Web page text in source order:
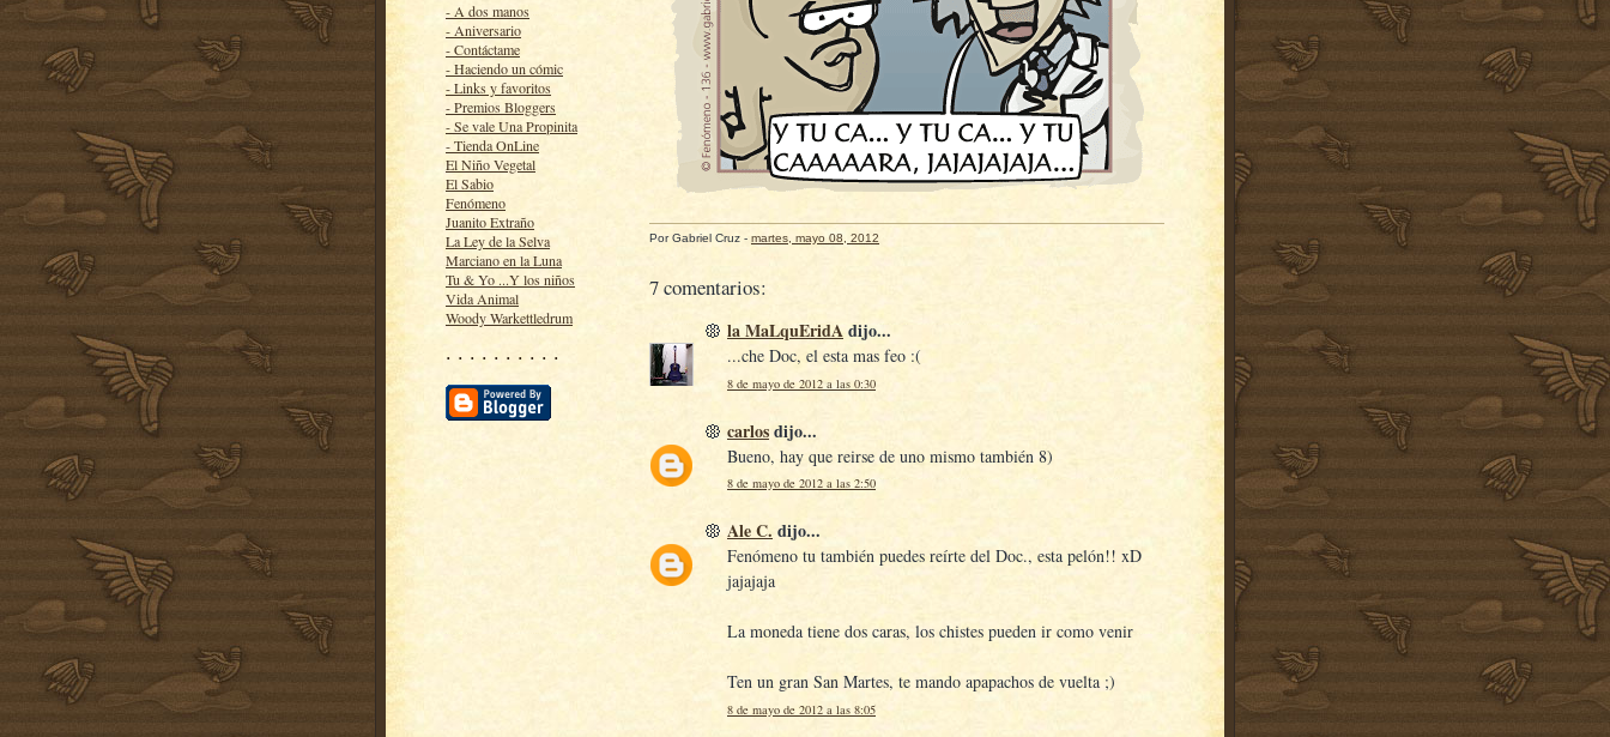
- A dos manos
- Aniversario
- Contáctame
- Haciendo un cómic
- Links y favoritos
- Premios Bloggers
- Se vale Una Propinita
- Tienda OnLine
El Niño Vegetal
El Sabio
Fenómeno
Juanito Extraño
La Ley de la Selva
Marciano en la Luna
Tu & Yo ...Y los niños
Vida Animal
Woody Warkettledrum
· · · · · · · · · ·
PorGabriel Cruz - martes, mayo 08, 2012
7 comentarios:
la MaLquEridAdijo...
...che Doc, el esta mas feo :(
8 de mayo de 2012 a las 0:30
carlosdijo...
Bueno, hay que reirse de uno mismo también 8)
8 de mayo de 2012 a las 2:50
Ale C. dijo...
Fenómeno tu también puedes reírte del Doc., esta pelón!! xD
jajajaja
La moneda tiene dos caras, los chistes pueden ir como venir
Ten un gran San Martes, te mando apapachos de vuelta ;)
8 de mayo de 2012 a las 8:05